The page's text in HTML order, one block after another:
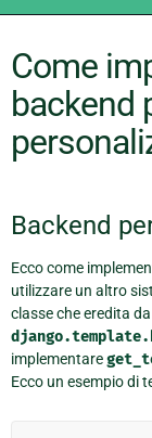
Come
backend
Backend
Ecco come
utilizzare un altro
classe che eredita da
implementare
Ecco un esempio di